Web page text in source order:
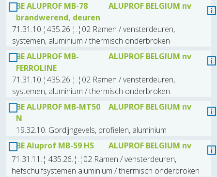
BE ALUPROF MB-78
brandwerend, deuren
ALUPROF BELGIUM nv
71.31.10.¦435.26.¦.¦02 Ramen / vensterdeuren,
systemen, aluminium / thermisch onderbroken
BE ALUPROF MB-
FERROLINE
ALUPROF BELGIUM nv
71.31.10.¦435.26.¦.¦02 Ramen / vensterdeuren,
systemen, aluminium / thermisch onderbroken
BE ALUPROF MB-MT50
N
ALUPROF BELGIUM nv
19.32.10. Gordijngevels, profielen, aluminium
BE Aluprof MB-59 HS
ALUPROF BELGIUM nv
71.31.11.¦ 435.26.¦.¦02 Ramen / vensterdeuren,
hefschuifsystemen aluminium / thermisch onderbroken